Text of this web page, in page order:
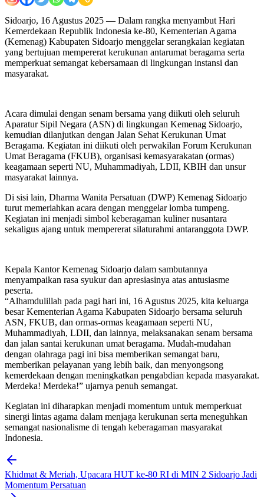
Sidoarjo, 16 Agustus 2025 — Dalam rangka menyambut Hari
Kemerdekaan Republik Indonesia ke-80, Kementerian Agama
(Kemenag) Kabupaten Sidoarjo menggelar serangkaian kegiatan
yang bertujuan mempererat kerukunan antarumat beragama serta
memperkuat semangat kebersamaan di lingkungan instansi dan
masyarakat.
Acara dimulai dengan senam bersama yang diikuti oleh seluruh
Aparatur Sipil Negara (ASN) di lingkungan Kemenag Sidoarjo,
kemudian dilanjutkan dengan Jalan Sehat Kerukunan Umat
Beragama. Kegiatan ini diikuti oleh perwakilan Forum Kerukunan
Umat Beragama (FKUB), organisasi kemasyarakatan (ormas)
keagamaan seperti NU, Muhammadiyah, LDII, KBIH dan unsur
masyarakat lainnya.
Di sisi lain, Dharma Wanita Persatuan (DWP) Kemenag Sidoarjo
turut memeriahkan acara dengan menggelar lomba tumpeng.
Kegiatan ini menjadi simbol keberagaman kuliner nusantara
sekaligus ajang untuk mempererat silaturahmi antaranggota DWP.
Kepala Kantor Kemenag Sidoarjo dalam sambutannya
menyampaikan rasa syukur dan apresiasinya atas antusiasme
peserta.
“Alhamdulillah pada pagi hari ini, 16 Agustus 2025, kita keluarga
besar Kementerian Agama Kabupaten Sidoarjo bersama seluruh
ASN, FKUB, dan ormas-ormas keagamaan seperti NU,
Muhammadiyah, LDII, dan lainnya, melaksanakan senam bersama
dan jalan santai kerukunan umat beragama. Mudah-mudahan
dengan olahraga pagi ini bisa memberikan semangat baru,
memberikan pelayanan yang lebih baik, dan menyongsong
kemerdekaan dengan meningkatkan pengabdian kepada masyarakat.
Merdeka! Merdeka!” ujarnya penuh semangat.
Kegiatan ini diharapkan menjadi momentum untuk memperkuat
sinergi lintas agama dalam menjaga kerukunan serta meneguhkan
semangat nasionalisme di tengah keberagaman masyarakat
Indonesia.
Post
navigation
Khidmat & Meriah, Upacara HUT ke-80 RI di MIN 2 Sidoarjo Jadi
Momentum Persatuan